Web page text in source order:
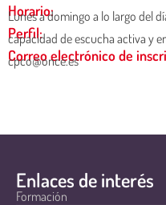
Horario:
Lunes a domingo a lo largo del
Perfil:
capacidad de escucha activa y
Correo electrónico de
cpco@once.es
Enlaces de interés
Formación